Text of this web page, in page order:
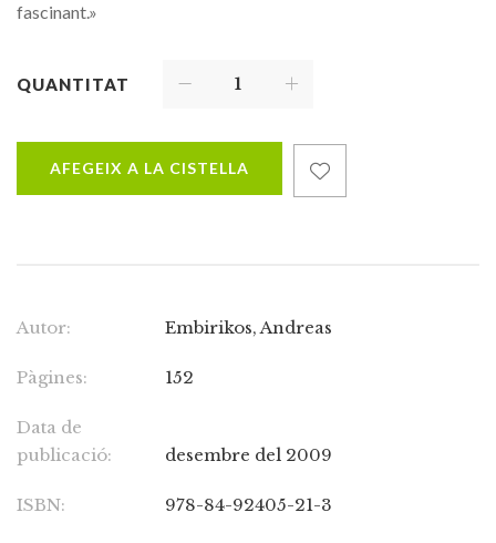
fascinant.»
QUANTITAT
AFEGEIX A LA CISTELLA
Autor: Embirikos, Andreas
Pàgines: 152
Data de
publicació:
desembre del 2009
ISBN: 978-84-92405-21-3